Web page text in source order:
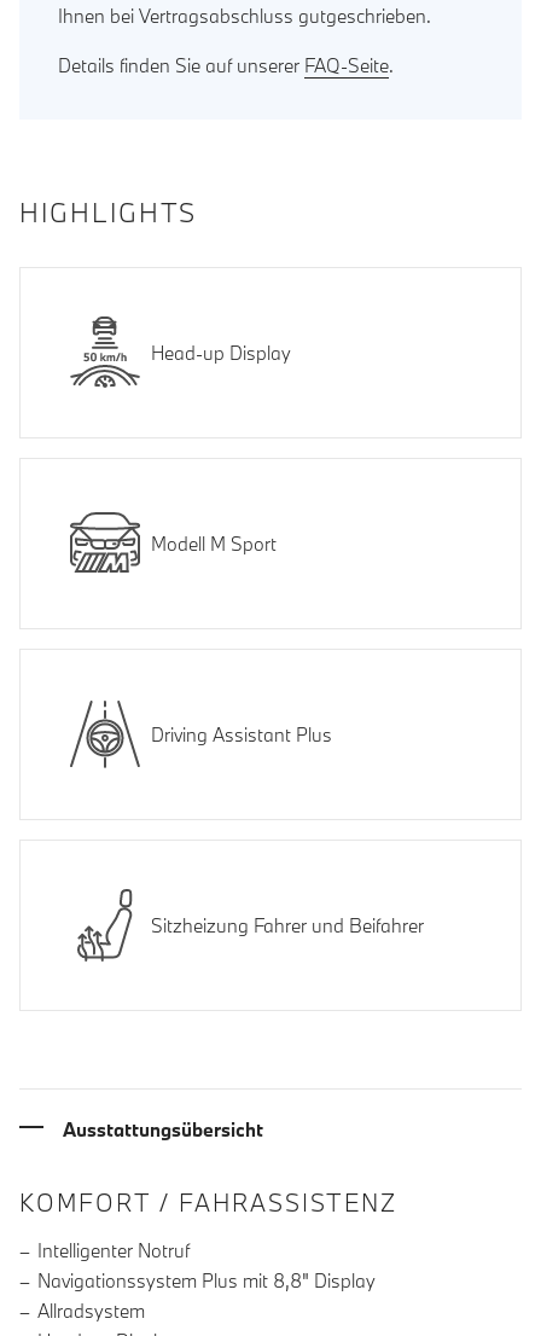
Ihnen bei Vertragsabschluss gutgeschrieben.
Details finden Sie auf unserer FAQ-Seite.
HIGHLIGHTS
Head-up Display
Modell M Sport
Driving Assistant Plus
Sitzheizung Fahrer und Beifahrer
Ausstattungsübersicht
INFORMATIONEN ÜBER DIE
KOMFORT / FAHRASSISTENZ
Intelligenter Notruf
Navigationssystem Plus mit 8,8" Display
Allradsystem